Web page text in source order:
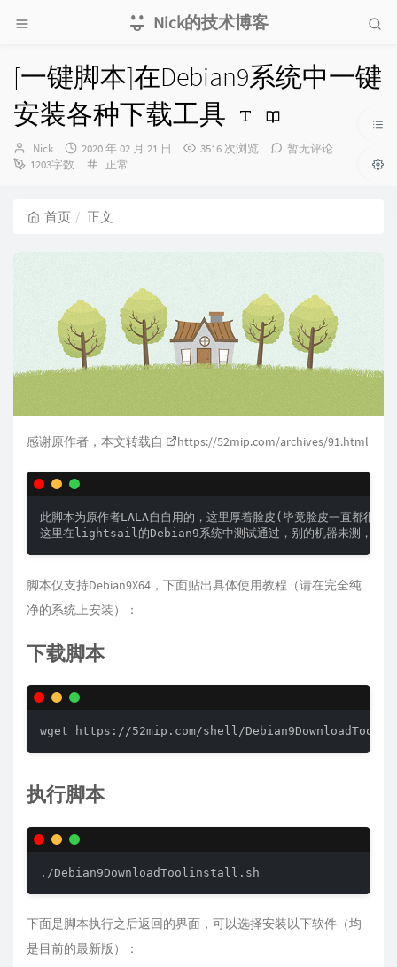
Nick的技术博客
[一键脚本]在Debian9系统中一键
安装各种下载工具
博
主：
Nick
发
布
2020 年 02 月 21 日 3516 次浏览
暂无评论
1203字数
分
正常
首页 正文
感谢原作者，本文转载自 https://52mip.com/archives/91.html
此脚本为原作者LALA自自用的，这里厚着脸皮(毕竟脸皮一直都很
脚本仅支持Debian9X64，下面贴出具体使用教程（请在完全纯
净的系统上安装）：
下载脚本
执行脚本
下面是脚本执行之后返回的界面，可以选择安装以下软件（均
是目前的最新版）：